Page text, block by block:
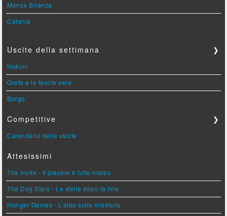
Monza Brianza
Catania
Uscite della settimana ❯
Hokum
Greta e le favole vere
Borgo
Competitive ❯
Calendario delle uscite
Attesissimi
The Invite - Il piacere è tutto nostro
The Dog Stars - Le stelle dopo la fine
Hunger Games - L'alba sulla mietitura